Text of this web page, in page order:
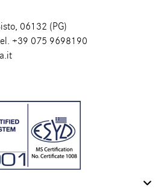
06132 (PG)
+39 075 9698190